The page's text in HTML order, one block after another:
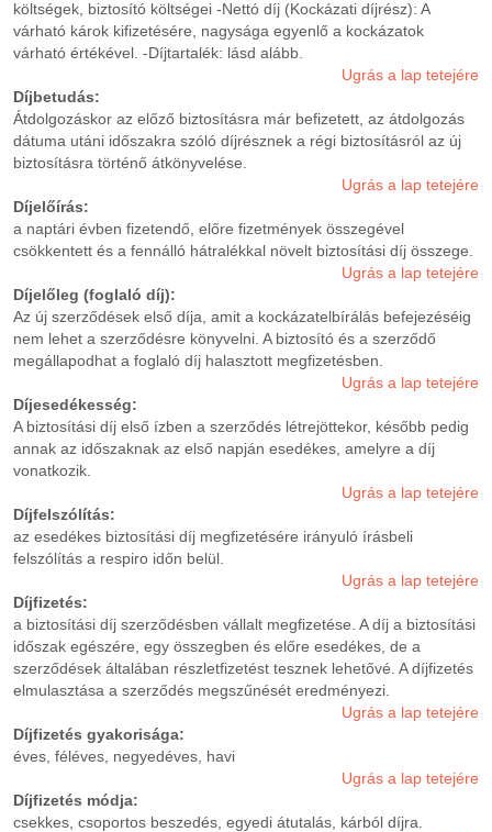
költségek, biztosító költségei -Nettó díj (Kockázati díjrész): A
várható károk kifizetésére, nagysága egyenlő a kockázatok
várható értékével. -Díjtartalék: lásd alább.
Ugrás a lap tetejére
Díjbetudás:
Átdolgozáskor az előző biztosításra már befizetett, az átdolgozás
dátuma utáni időszakra szóló díjrésznek a régi biztosításról az új
biztosításra történő átkönyvelése.
Ugrás a lap tetejére
Díjelőírás:
a naptári évben fizetendő, előre fizetmények összegével
csökkentett és a fennálló hátralékkal növelt biztosítási díj összege.
Ugrás a lap tetejére
Díjelőleg (foglaló díj):
Az új szerződések első díja, amit a kockázatelbírálás befejezéséig
nem lehet a szerződésre könyvelni. A biztosító és a szerződő
megállapodhat a foglaló díj halasztott megfizetésben.
Ugrás a lap tetejére
Díjesedékesség:
A biztosítási díj első ízben a szerződés létrejöttekor, később pedig
annak az időszaknak az első napján esedékes, amelyre a díj
vonatkozik.
Ugrás a lap tetejére
Díjfelszólítás:
az esedékes biztosítási díj megfizetésére irányuló írásbeli
felszólítás a respiro időn belül.
Ugrás a lap tetejére
Díjfizetés:
a biztosítási díj szerződésben vállalt megfizetése. A díj a biztosítási
időszak egészére, egy összegben és előre esedékes, de a
szerződések általában részletfizetést tesznek lehetővé. A díjfizetés
elmulasztása a szerződés megszűnését eredményezi.
Ugrás a lap tetejére
Díjfizetés gyakorisága:
éves, féléves, negyedéves, havi
Ugrás a lap tetejére
Díjfizetés módja:
csekkes, csoportos beszedés, egyedi átutalás, kárból díjra.